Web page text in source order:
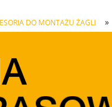
DO MONTAŻU ŻAGLI »